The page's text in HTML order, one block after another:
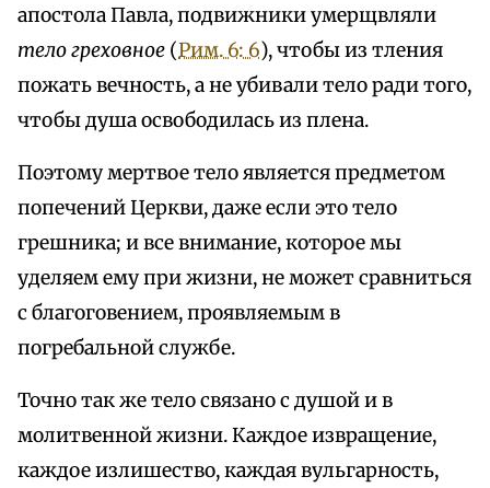
апостола Павла, подвижники умерщвляли
тело греховное (Рим. 6: 6), чтобы из тления
пожать вечность, а не убивали тело ради того,
чтобы душа освободилась из плена.
Поэтому мертвое тело является предметом
попечений Церкви, даже если это тело
грешника; и все внимание, которое мы
уделяем ему при жизни, не может сравниться
с благоговением, проявляемым в
погребальной службе.
Точно так же тело связано с душой и в
молитвенной жизни. Каждое извращение,
каждое излишество, каждая вульгарность,